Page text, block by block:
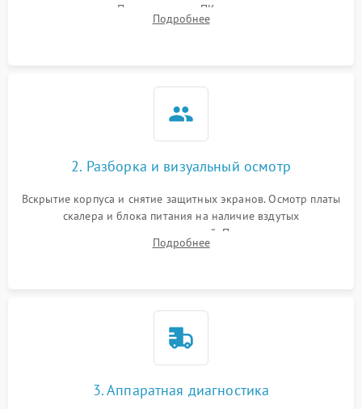
повреждения. Подключение к ПК для оценки вывода
изображения, работы подсветки и выявления артефактов на
Подробнее
2. Разборка и визуальный осмотр
Вскрытие корпуса и снятие защитных экранов. Осмотр платы
скалера и блока питания на наличие вздутых
конденсаторов, прогаров, окислений. Проверка надежности
контактов и целостности шлейфов матрицы.
Подробнее
3. Аппаратная диагностика